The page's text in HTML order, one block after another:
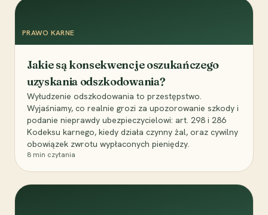
PRAWO KARNE
Jakie są konsekwencje oszukańczego
uzyskania odszkodowania?
Wyłudzenie odszkodowania to przestępstwo.
Wyjaśniamy, co realnie grozi za upozorowanie szkody i
podanie nieprawdy ubezpieczycielowi: art. 298 i 286
Kodeksu karnego, kiedy działa czynny żal, oraz cywilny
obowiązek zwrotu wypłaconych pieniędzy.
8 min czytania